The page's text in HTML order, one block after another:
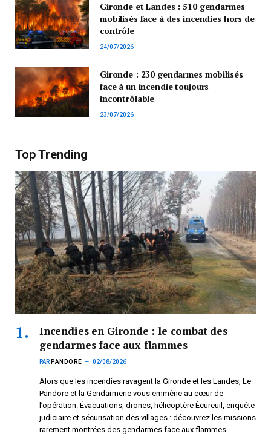
Gironde et Landes : 510 gendarmes
mobilisés face à des incendies hors de
contrôle
24/07/2026
Gironde : 230 gendarmes mobilisés
face à un incendie toujours
incontrôlable
23/07/2026
Top Trending
Incendies en Gironde : le combat des
gendarmes face aux flammes
PAR PANDORE 02/08/2026
Alors que les incendies ravagent la Gironde et les Landes, Le
Pandore et la Gendarmerie vous emmène au cœur de
l’opération. Évacuations, drones, hélicoptère Écureuil, enquête
judiciaire et sécurisation des villages : découvrez les missions
rarement montrées des gendarmes face aux flammes.